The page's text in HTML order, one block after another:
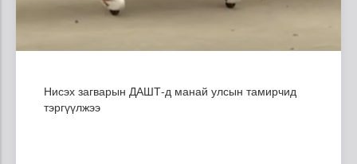
Нисэх загварын ДАШТ-д манай улсын тамирчид
тэргүүлжээ